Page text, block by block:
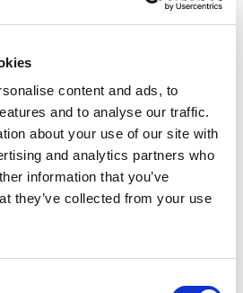
content and ads, to
and to analyse our traffic.
about your use of our site with
and analytics partners who
information that you’ve
they’ve collected from your use
slakk eller unormal varmeutvikling
til verkstedet ditt – alt som
etter behov
i fire nivåer: Basis, Pro, Plus og
komponenter, med Plus
og Premium er en komplett